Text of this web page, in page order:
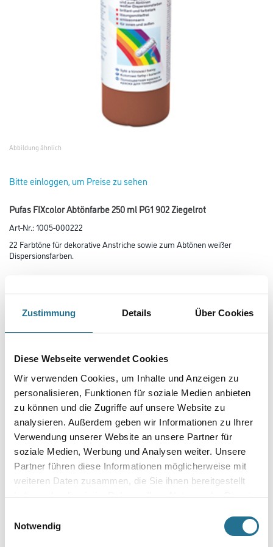
Zustimmung Details Über Cookies
Diese Webseite verwendet Cookies
Wir verwenden Cookies, um Inhalte und Anzeigen zu
personalisieren, Funktionen für soziale Medien anbieten
zu können und die Zugriffe auf unsere Website zu
analysieren. Außerdem geben wir Informationen zu Ihrer
Verwendung unserer Website an unsere Partner für
soziale Medien, Werbung und Analysen weiter. Unsere
Partner führen diese Informationen möglicherweise mit
weiteren Daten zusammen, die Sie ihnen bereitgestellt
haben oder die sie im Rahmen Ihrer Nutzung der Dienste
Notwendig
Abbildung ähnlich
Bitte einloggen, um Preise zu sehen
Pufas FIXcolor Abtönfarbe 250 ml PG1 902 Ziegelrot
Art-Nr.:1005-000222
22 Farbtöne für dekorative Anstriche sowie zum Abtönen weißer
Dispersionsfarben.
Gebinde
Umrechnungsfaktoren